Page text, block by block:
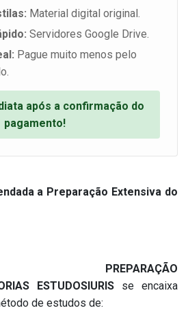
Material digital original.
Servidores Google Drive.
Pague muito menos pelo
após a confirmação do
pagamento!
a Preparação Extensiva do
PREPARAÇÃO
ESTUDOSIURIS se encaixa
de estudos de: